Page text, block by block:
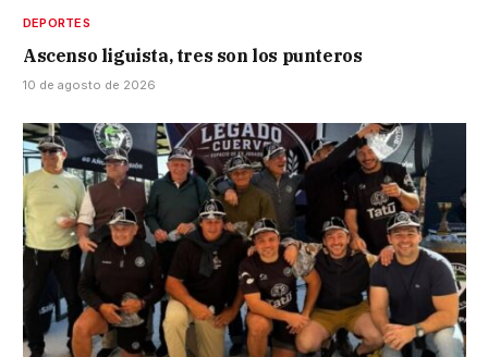
DEPORTES
Ascenso liguista, tres son los punteros
10 de agosto de 2026